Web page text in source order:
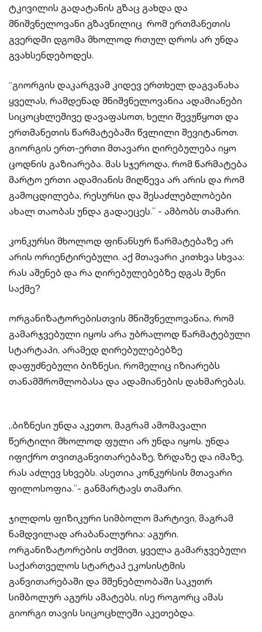
ტკივილის გადატანის გზაც გახდა და
მნიშვნელოვანი გზავნილიც რომ ერთმანეთის
გვერდში დგომა მხოლოდ რთულ დროს არ უნდა
გვახსენდებოდეს.
“გიორგის დაკარგვამ კიდევ ერთხელ დაგვანახა
ყველას, რამდენად მნიშვნელოვანია ადამიანები
სიცოცხლეშივე დავაფასოთ, ხელი შევუწყოთ და
ერთმანეთის წარმატებაში წვლილი შევიტანოთ.
გიორგის ერთ-ერთი მთავარი ღირებულება იყო
ცოდნის გაზიარება. მას სჯეროდა, რომ წარმატება
მარტო ერთი ადამიანის მიღწევა არ არის და რომ
გამოცდილება, რესურსი და შესაძლებლობები
ახალ თაობას უნდა გადაეცეს.” - ამბობს თამარი.
კონკურსი მხოლოდ ფინანსურ წარმატებაზე არ
არის ორიენტირებული. აქ მთავარი კითხვა სხვაა:
რას აშენებ და რა ღირებულებებზე დგას შენი
საქმე?
ორგანიზატორებისთვის მნიშვნელოვანია, რომ
გამარჯვებული იყოს არა უბრალოდ წარმატებული
სტარტაპი, არამედ ღირებულებებზე
დაფუძნებული ბიზნესი, რომელიც იზიარებს
თანამშრომლობასა და ადამიანების დახმარებას.
„ბიზნესი უნდა აკეთო, მაგრამ ამომავალი
წერტილი მხოლოდ ფული არ უნდა იყოს. უნდა
იფიქრო თვითგანვითარებაზე, ზრდაზე და იმაზე,
რას აძლევ სხვებს. ასეთია კონკურსის მთავარი
ფილოსოფია.”- განმარტავს თამარი.
ჯილდოს ფიზიკური სიმბოლო მარტივი, მაგრამ
ნამდვილად არაბანალურია: აგური.
ორგანიზატორების თქმით, ყველა გამარჯვებული
საქართველოს სტარტაპ ეკოსისტმის
განვითარებაში და მშენებლობაში საკუთრ
სიმბოლურ აგურს ამატებს, ისე როგორც ამას
გიორგი თავის სიცოცხლეში აკეთებდა.